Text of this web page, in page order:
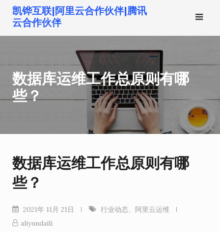
到
凯铧互联|阿里云合作伙伴|腾讯
云合作伙伴
数据库运维工作总原则有哪
些？
数据库运维工作总原则有哪
些？
2021年 11月 21日 行业动态、 阿里云运维
aliyundaili